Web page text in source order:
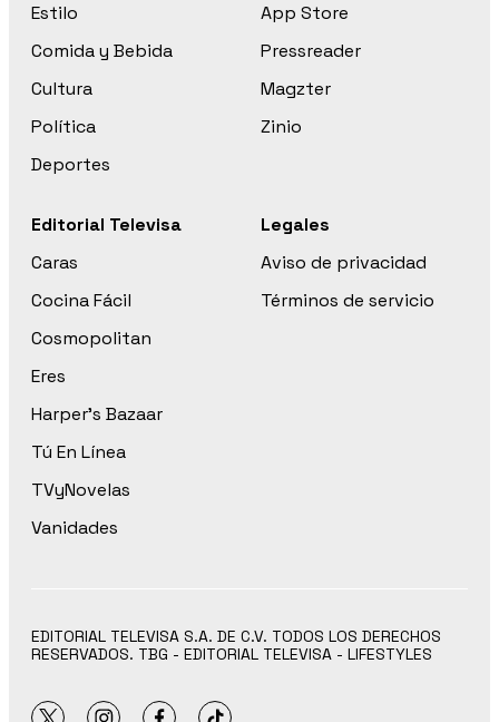
Estilo
Comida y Bebida
Cultura
Política
Deportes
App Store
Pressreader
Magzter
Zinio
Editorial Televisa
Caras
Cocina Fácil
Cosmopolitan
Eres
Harper’s Bazaar
Tú En Línea
TVyNovelas
Vanidades
Legales
Aviso de privacidad
Términos de servicio
EDITORIAL TELEVISA S.A. DE C.V. TODOS LOS DERECHOS
RESERVADOS. TBG - EDITORIAL TELEVISA - LIFESTYLES